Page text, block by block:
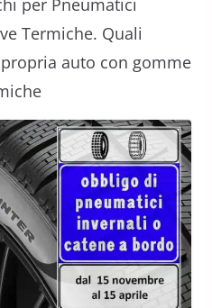
per Pneumatici
Termiche. Quali
auto con gomme